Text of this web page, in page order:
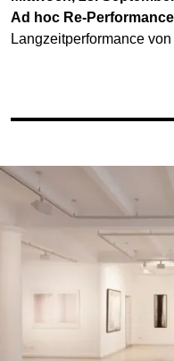
Ad hoc Re-
Langzeitperformance